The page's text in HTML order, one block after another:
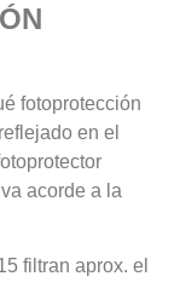
fotoprotección
en el
acorde a la
filtran aprox. el